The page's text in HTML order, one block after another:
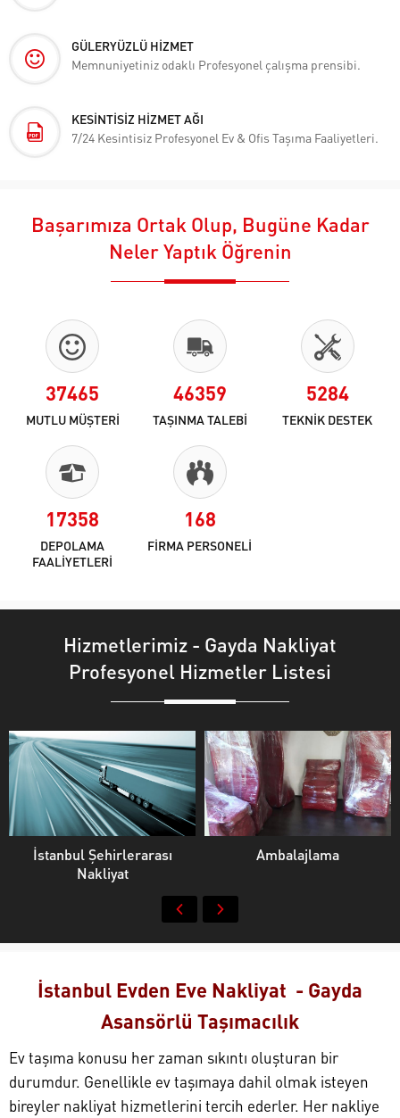
GÜLERYÜZLÜ HİZMET
Memnuniyetiniz odaklı Profesyonel çalışma prensibi.
KESİNTİSİZ HİZMET AĞI
7/24 Kesintisiz Profesyonel Ev & Ofis Taşıma Faaliyetleri.
Başarımıza Ortak Olup, Bugüne Kadar
Neler Yaptık Öğrenin
37465
MUTLU MÜŞTERİ
46359
TAŞINMA TALEBİ
5284
TEKNİK DESTEK
17358
DEPOLAMA
FAALİYETLERİ
168
FİRMA PERSONELİ
Hizmetlerimiz - Gayda Nakliyat
Profesyonel Hizmetler Listesi
İstanbul Şehirlerarası
Nakliyat
Ambalajlama
İstanbul Evden Eve Nakliyat - Gayda
Asansörlü Taşımacılık
Ev taşıma konusu her zaman sıkıntı oluşturan bir
durumdur. Genellikle ev taşımaya dahil olmak isteyen
bireyler nakliyat hizmetlerini tercih ederler. Her nakliye